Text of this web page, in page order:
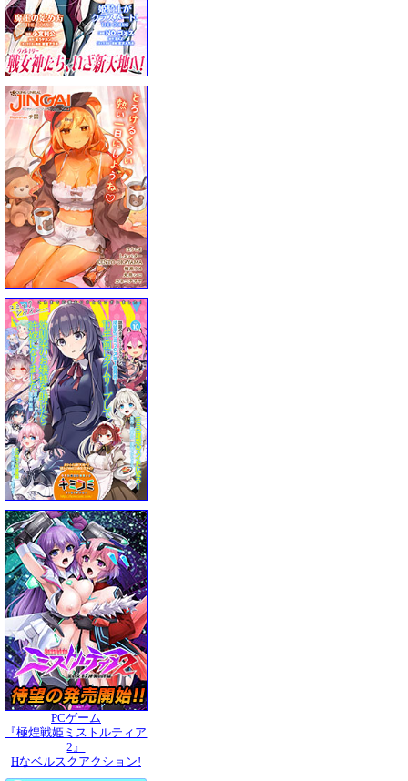
PCゲーム
『極煌戦姫ミストルティア
2』
Hなベルスクアクション!